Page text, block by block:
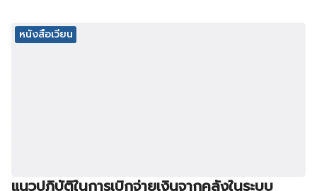
หนังสือเวียน
แนวปฏิบัติในการเบิกจ่ายเงินจากคลังในระบบ